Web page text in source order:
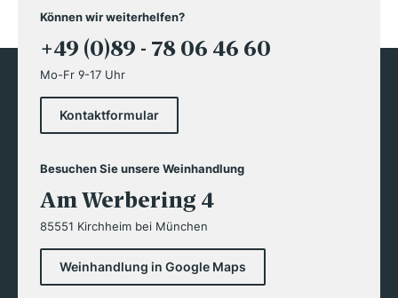
Können wir weiterhelfen?
+49 (0)89 - 78 06 46 60
Mo-Fr 9-17 Uhr
Kontaktformular
Besuchen Sie unsere Weinhandlung
Am Werbering 4
85551 Kirchheim bei München
Weinhandlung in Google Maps